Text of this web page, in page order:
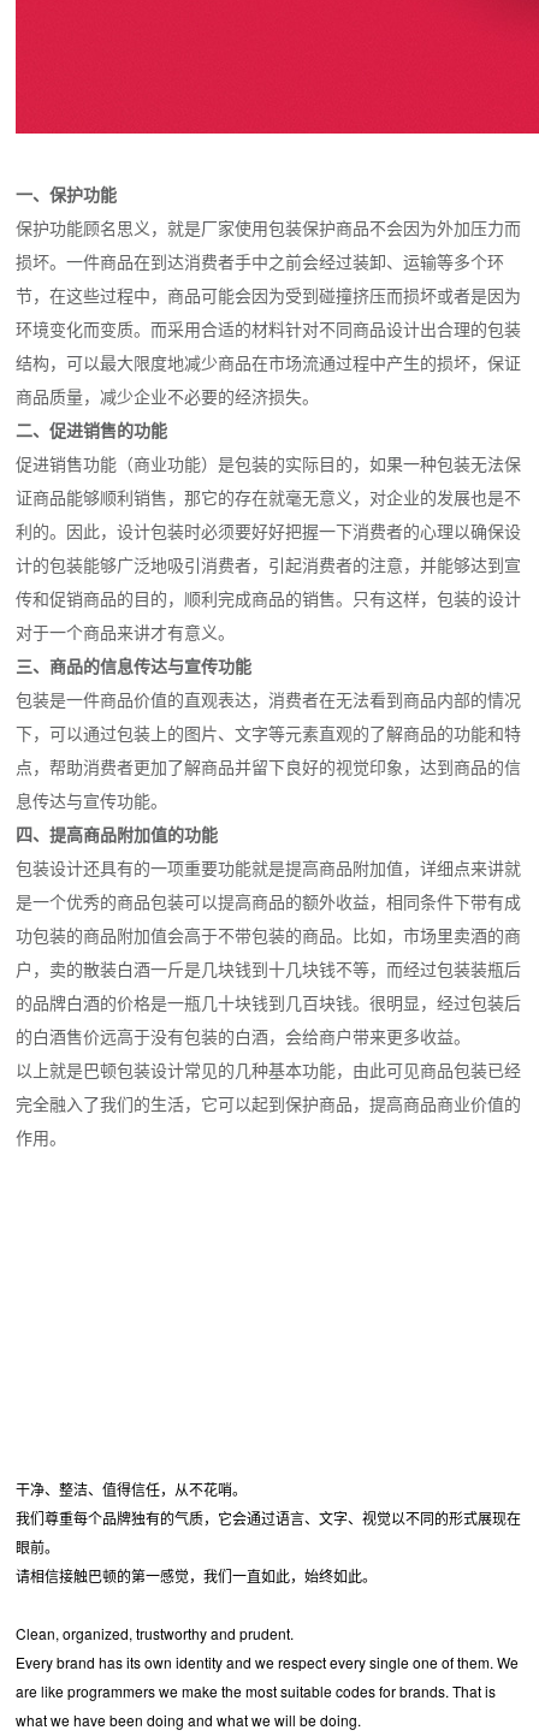
一、保护功能
保护功能顾名思义，就是厂家使用包装保护商品不会因为外加压力而
损坏。一件商品在到达消费者手中之前会经过装卸、运输等多个环
节，在这些过程中，商品可能会因为受到碰撞挤压而损坏或者是因为
环境变化而变质。而采用合适的材料针对不同商品设计出合理的包装
结构，可以最大限度地减少商品在市场流通过程中产生的损坏，保证
商品质量，减少企业不必要的经济损失。
二、促进销售的功能
促进销售功能（商业功能）是包装的实际目的，如果一种包装无法保
证商品能够顺利销售，那它的存在就毫无意义，对企业的发展也是不
利的。因此，设计包装时必须要好好把握一下消费者的心理以确保设
计的包装能够广泛地吸引消费者，引起消费者的注意，并能够达到宣
传和促销商品的目的，顺利完成商品的销售。只有这样，包装的设计
对于一个商品来讲才有意义。
三、商品的信息传达与宣传功能
包装是一件商品价值的直观表达，消费者在无法看到商品内部的情况
下，可以通过包装上的图片、文字等元素直观的了解商品的功能和特
点，帮助消费者更加了解商品并留下良好的视觉印象，达到商品的信
息传达与宣传功能。
四、提高商品附加值的功能
包装设计还具有的一项重要功能就是提高商品附加值，详细点来讲就
是一个优秀的商品包装可以提高商品的额外收益，相同条件下带有成
功包装的商品附加值会高于不带包装的商品。比如，市场里卖酒的商
户，卖的散装白酒一斤是几块钱到十几块钱不等，而经过包装装瓶后
的品牌白酒的价格是一瓶几十块钱到几百块钱。很明显，经过包装后
的白酒售价远高于没有包装的白酒，会给商户带来更多收益。
以上就是巴顿包装设计常见的几种基本功能，由此可见商品包装已经
完全融入了我们的生活，它可以起到保护商品，提高商品商业价值的
作用。
干净、整洁、值得信任，从不花哨。
我们尊重每个品牌独有的气质，它会通过语言、文字、视觉以不同的形式展现在
眼前。
请相信接触巴顿的第一感觉，我们一直如此，始终如此。
Clean, organized, trustworthy and prudent.
Every brand has its own identity and we respect every single one of them. We
are like programmers we make the most suitable codes for brands. That is
what we have been doing and what we will be doing.